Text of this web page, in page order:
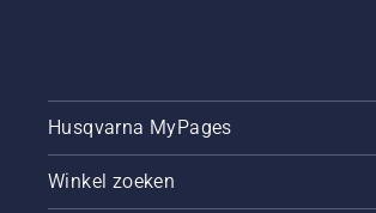
Husqvarna MyPages
Winkel zoeken